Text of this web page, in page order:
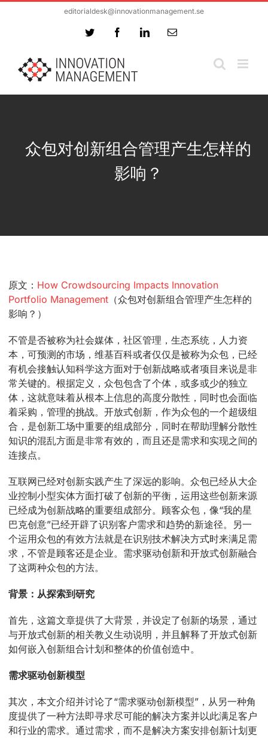
editorialdesk@innovationmanagement.se
Twitter FacebookLinkedInEmail
众包对创新组合管理产生怎样的
影响？
原文： How Crowdsourcing Impacts Innovation
Portfolio Management（众包对创新组合管理产生怎样的
影响？）
不管是否被称为社会媒体，社区管理，生态系统，人力资
本，可预测的市场，维基百科或者仅仅是被称为众包，已经
有机会接触认知科学这方面对于创新战略或者项目来说是非
常关键的。根据定义，众包包含了个体，或多或少的独立
体，这就意味着从根本上信息的高度分散性，同时也会面临
着采购，管理的挑战。开放式创新，作为众包的一个超级组
合，是创新工场中重要的组成部分，同时在帮助理解分散性
知识的混乱方面是非常有效的，而且还是需求和实现之间的
连接点。
互联网已经对创新实践产生了深远的影响。众包已经从大企
业控制小型实体方面打破了创新的平衡，运用这些创新来源
已经成为创新战略的重要组成部分。顾客众包，像“我的星
巴克创意”已经开辟了识别客户需求和趋势的新途径。另一
个运用众包的有效方法就是在识别技术解决方式时来满足需
求，不管是顾客还是企业。需求驱动创新和开放式创新融合
了这两种众包的方法。
背景：从探索到研究
首先，这篇文章提供了大背景，并设定了创新的场景，通过
与开放式创新的相关教义生动说明，并且解释了开放式创新
如何嵌入创新组合计划和整体的价值创造中。
需求驱动创新模型
其次，本文介绍并讨论了“需求驱动创新模型”，从另一种角
度提供了一种方法即寻求尽可能的解决方案并以此满足客户
和行业的需求。通过需求，而不是解决方案安排创新计划更